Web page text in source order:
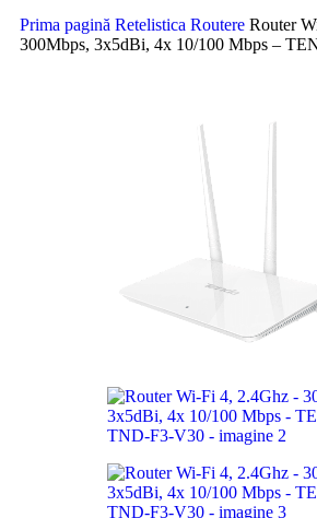
Prima pagină Retelistica Routere Router
300Mbps, 3x5dBi, 4x 10/100 Mbps –